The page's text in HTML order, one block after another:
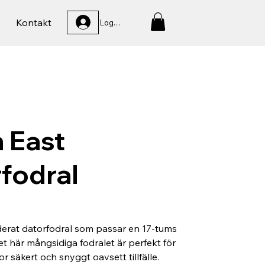
Kontakt Logga In
East
datorfodral som passar en 17-tums
här mångsidiga fodralet är perfekt för
säkert och snyggt oavsett tillfälle.